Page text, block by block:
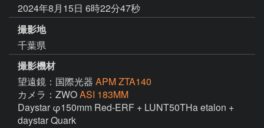
2024年8月15日 6時22分47秒
撮影地
千葉県
撮影機材
望遠鏡：国際光器 APM ZTA140
カメラ：ZWOASI 183MM
Daystar φ150mm Red-ERF + LUNT50THa etalon +
daystar Quark